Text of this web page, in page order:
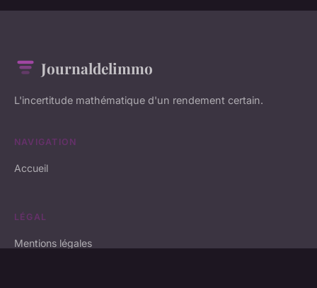
Journaldelimmo
L'incertitude mathématique d'un rendement certain.
NAVIGATION
Accueil
LÉGAL
Mentions légales